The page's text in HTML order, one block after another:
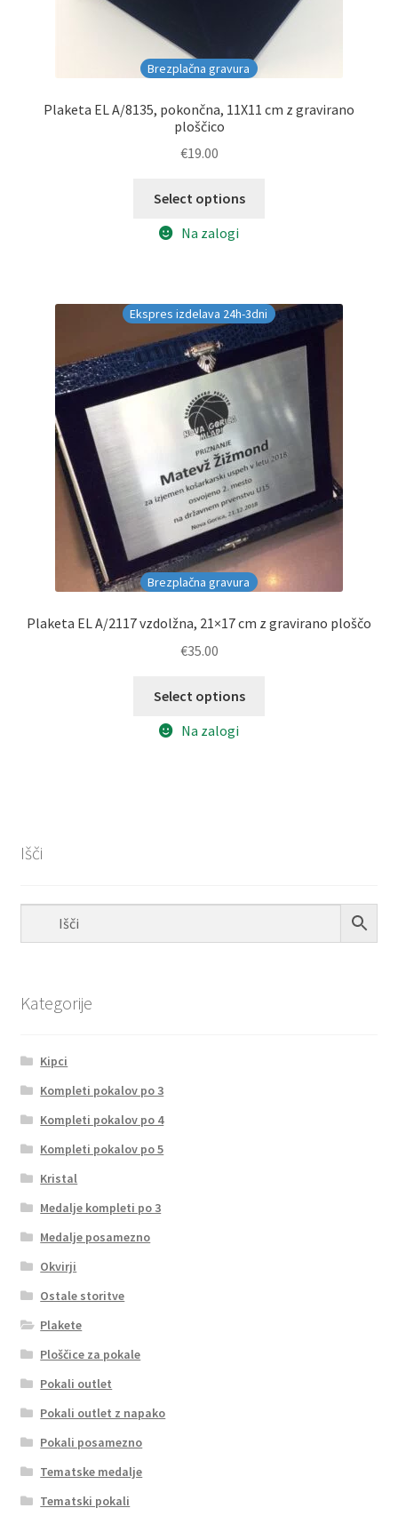
Brezplačna gravura
Plaketa EL A/8135, pokončna, 11X11 cm z gravirano
ploščico
€19.00
Select options
Na zalogi
Brezplačna gravura
Ekspres izdelava 24h-3dni
Plaketa EL A/2117 vzdolžna, 21×17 cm z gravirano ploščo
€35.00
Select options
Na zalogi
Išči
Kategorije
Kipci
Kompleti pokalov po 3
Kompleti pokalov po 4
Kompleti pokalov po 5
Kristal
Medalje kompleti po 3
Medalje posamezno
Okvirji
Ostale storitve
Plakete
Ploščice za pokale
Pokali outlet
Pokali outlet z napako
Pokali posamezno
Tematske medalje
Tematski pokali